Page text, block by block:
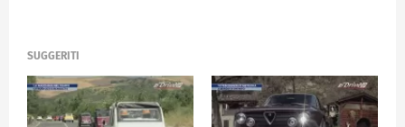
SUGGERITI